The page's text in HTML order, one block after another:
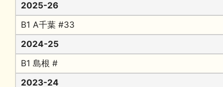
2025-26
B1 A千葉 #33
2024-25
B1 島根 #
2023-24